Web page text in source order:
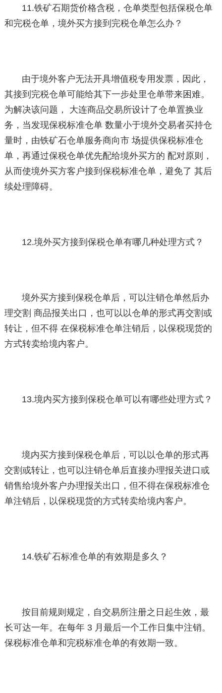
11.铁矿石期货价格含税，仓单类型包括保税仓单
和完税仓单，境外买方接到完税仓单怎么办？
由于境外客户无法开具增值税专用发票，因此，
其接到完税仓单可能给其下一步处里仓单带来困难。
为解决该问题， 大连商品交易所设计了仓单置换业
务，当发现保税标准仓单 数量小于境外交易者买持仓
量时，由铁矿石仓单服务商向市 场提供保税标准仓
单，再通过保税仓单优先配给境外买方的 配对原则，
从而使境外买方客户接到保税标准仓单，避免了 其后
续处理障碍。
12.境外买方接到保税仓单有哪几种处理方式？
境外买方接到保税仓单后，可以注销仓单然后办
理交割 商品报关出口，也可以以仓单的形式再交割或
转让，但不得 在保税标准仓单注销后，以保税现货的
方式转卖给境内客户。
13.境内买方接到保税仓单可以有哪些处理方式？
境内买方接到保税仓单后，可以以仓单的形式再
交割或转让，也可以注销仓单后直接办理报关进口或
销售给境外客户办理报关出口，但不得在保税标准仓
单注销后，以保税现货的方式转卖给境内客户。
14.铁矿石标准仓单的有效期是多久？
按目前规则规定，自交易所注册之日起生效，最
长可达一年。在每年 3 月最后一个工作日集中注销。
保税标准仓单和完税标准仓单的有效期一致。